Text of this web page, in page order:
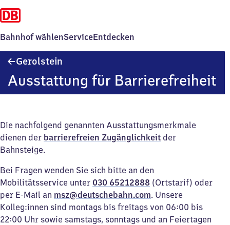
Bahnhof wählenServiceEntdecken
Gerolstein
Ausstattung für Barrierefreiheit
Die nachfolgend genannten Ausstattungsmerkmale
dienen der barrierefreien Zugänglichkeit der
Bahnsteige.
Bei Fragen wenden Sie sich bitte an den
Mobilitätsservice unter 030 65212888 (Ortstarif) oder
per E-Mail an msz@deutschebahn.com. Unsere
Kolleg:innen sind montags bis freitags von 06:00 bis
22:00 Uhr sowie samstags, sonntags und an Feiertagen